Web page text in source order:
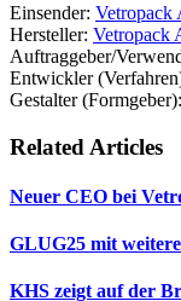
Einsender: Vetropack
Hersteller: Vetropack
Auftraggeber/
Entwickler
Gestalter (Formgeber):
Related Articles
Neuer CEO bei
GLUG25 mit
KHS zeigt auf der